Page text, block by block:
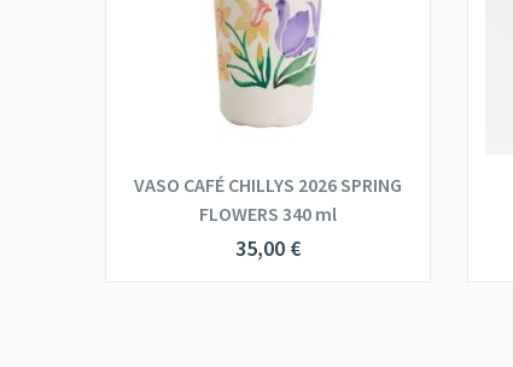
VASO CAFÉ CHILLYS 2026 SPRING
FLOWERS 340 ml
35,00 €